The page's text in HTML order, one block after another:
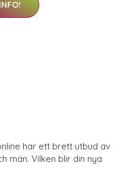
har ett brett utbud av
män. Vilken blir din nya